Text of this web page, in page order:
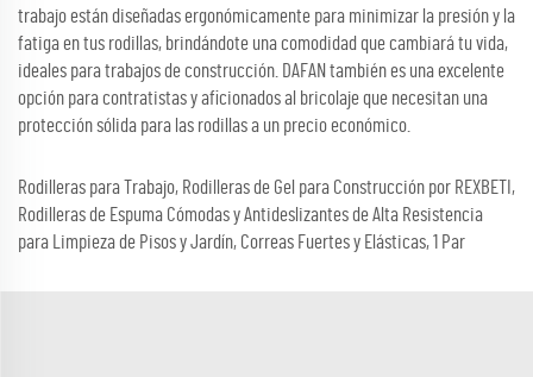
trabajo están diseñadas ergonómicamente para minimizar la presión y la
fatiga en tus rodillas, brindándote una comodidad que cambiará tu vida,
ideales para trabajos de construcción. DAFAN también es una excelente
opción para contratistas y aficionados al bricolaje que necesitan una
protección sólida para las rodillas a un precio económico.
Rodilleras para Trabajo, Rodilleras de Gel para Construcción por REXBETI,
Rodilleras de Espuma Cómodas y Antideslizantes de Alta Resistencia
para Limpieza de Pisos y Jardín, Correas Fuertes y Elásticas, 1 Par